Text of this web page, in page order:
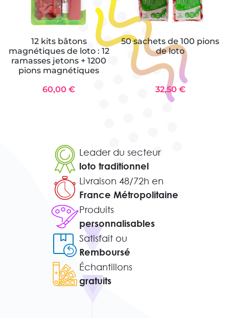
12 kits bâtons
magnétiques de loto : 12
ramasses jetons + 1200
pions magnétiques
60,00 €
50 sachets de 100 pions
de loto
32,50 €
Leader du secteur
loto traditionnel
Livraison 48/72h en
France Métropolitaine
Produits
personnalisables
Satisfait ou
Remboursé
Échantillons
gratuits